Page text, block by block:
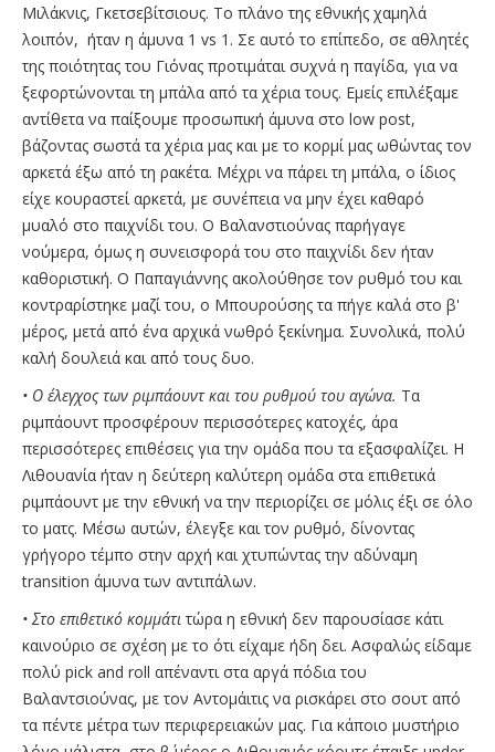
Μιλάκνις, Γκετσεβίτσιους. Το πλάνο της εθνικής χαμηλά
λοιπόν, ήταν η άμυνα 1 vs 1. Σε αυτό το επίπεδο, σε αθλητές
της ποιότητας του Γιόνας προτιμάται συχνά η παγίδα, για να
ξεφορτώνονται τη μπάλα από τα χέρια τους. Εμείς επιλέξαμε
αντίθετα να παίξουμε προσωπική άμυνα στο low post,
βάζοντας σωστά τα χέρια μας και με το κορμί μας ωθώντας τον
αρκετά έξω από τη ρακέτα. Μέχρι να πάρει τη μπάλα, ο ίδιος
είχε κουραστεί αρκετά, με συνέπεια να μην έχει καθαρό
μυαλό στο παιχνίδι του. Ο Βαλανστιούνας παρήγαγε
νούμερα, όμως η συνεισφορά του στο παιχνίδι δεν ήταν
καθοριστική. Ο Παπαγιάννης ακολούθησε τον ρυθμό του και
κοντραρίστηκε μαζί του, ο Μπουρούσης τα πήγε καλά στο β'
μέρος, μετά από ένα αρχικά νωθρό ξεκίνημα. Συνολικά, πολύ
καλή δουλειά και από τους δυο.
• Ο έλεγχος των ριμπάουντ και του ρυθμού του αγώνα. Τα
ριμπάουντ προσφέρουν περισσότερες κατοχές, άρα
περισσότερες επιθέσεις για την ομάδα που τα εξασφαλίζει. Η
Λιθουανία ήταν η δεύτερη καλύτερη ομάδα στα επιθετικά
ριμπάουντ με την εθνική να την περιορίζει σε μόλις έξι σε όλο
το ματς. Μέσω αυτών, έλεγξε και τον ρυθμό, δίνοντας
γρήγορο τέμπο στην αρχή και χτυπώντας την αδύναμη
transition άμυνα των αντιπάλων.
• Στο επιθετικό κομμάτι τώρα η εθνική δεν παρουσίασε κάτι
καινούριο σε σχέση με το ότι είχαμε ήδη δει. Ασφαλώς είδαμε
πολύ pick and roll απέναντι στα αργά πόδια του
Βαλαντσιούνας, με τον Αντομάιτις να ρισκάρει στο σουτ από
τα πέντε μέτρα των περιφερειακών μας. Για κάποιο μυστήριο